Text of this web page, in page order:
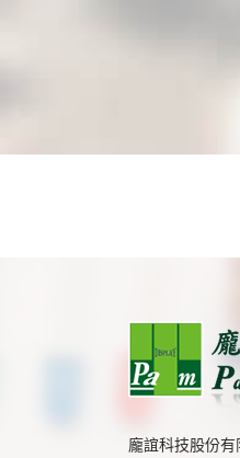
龐誼科技股份